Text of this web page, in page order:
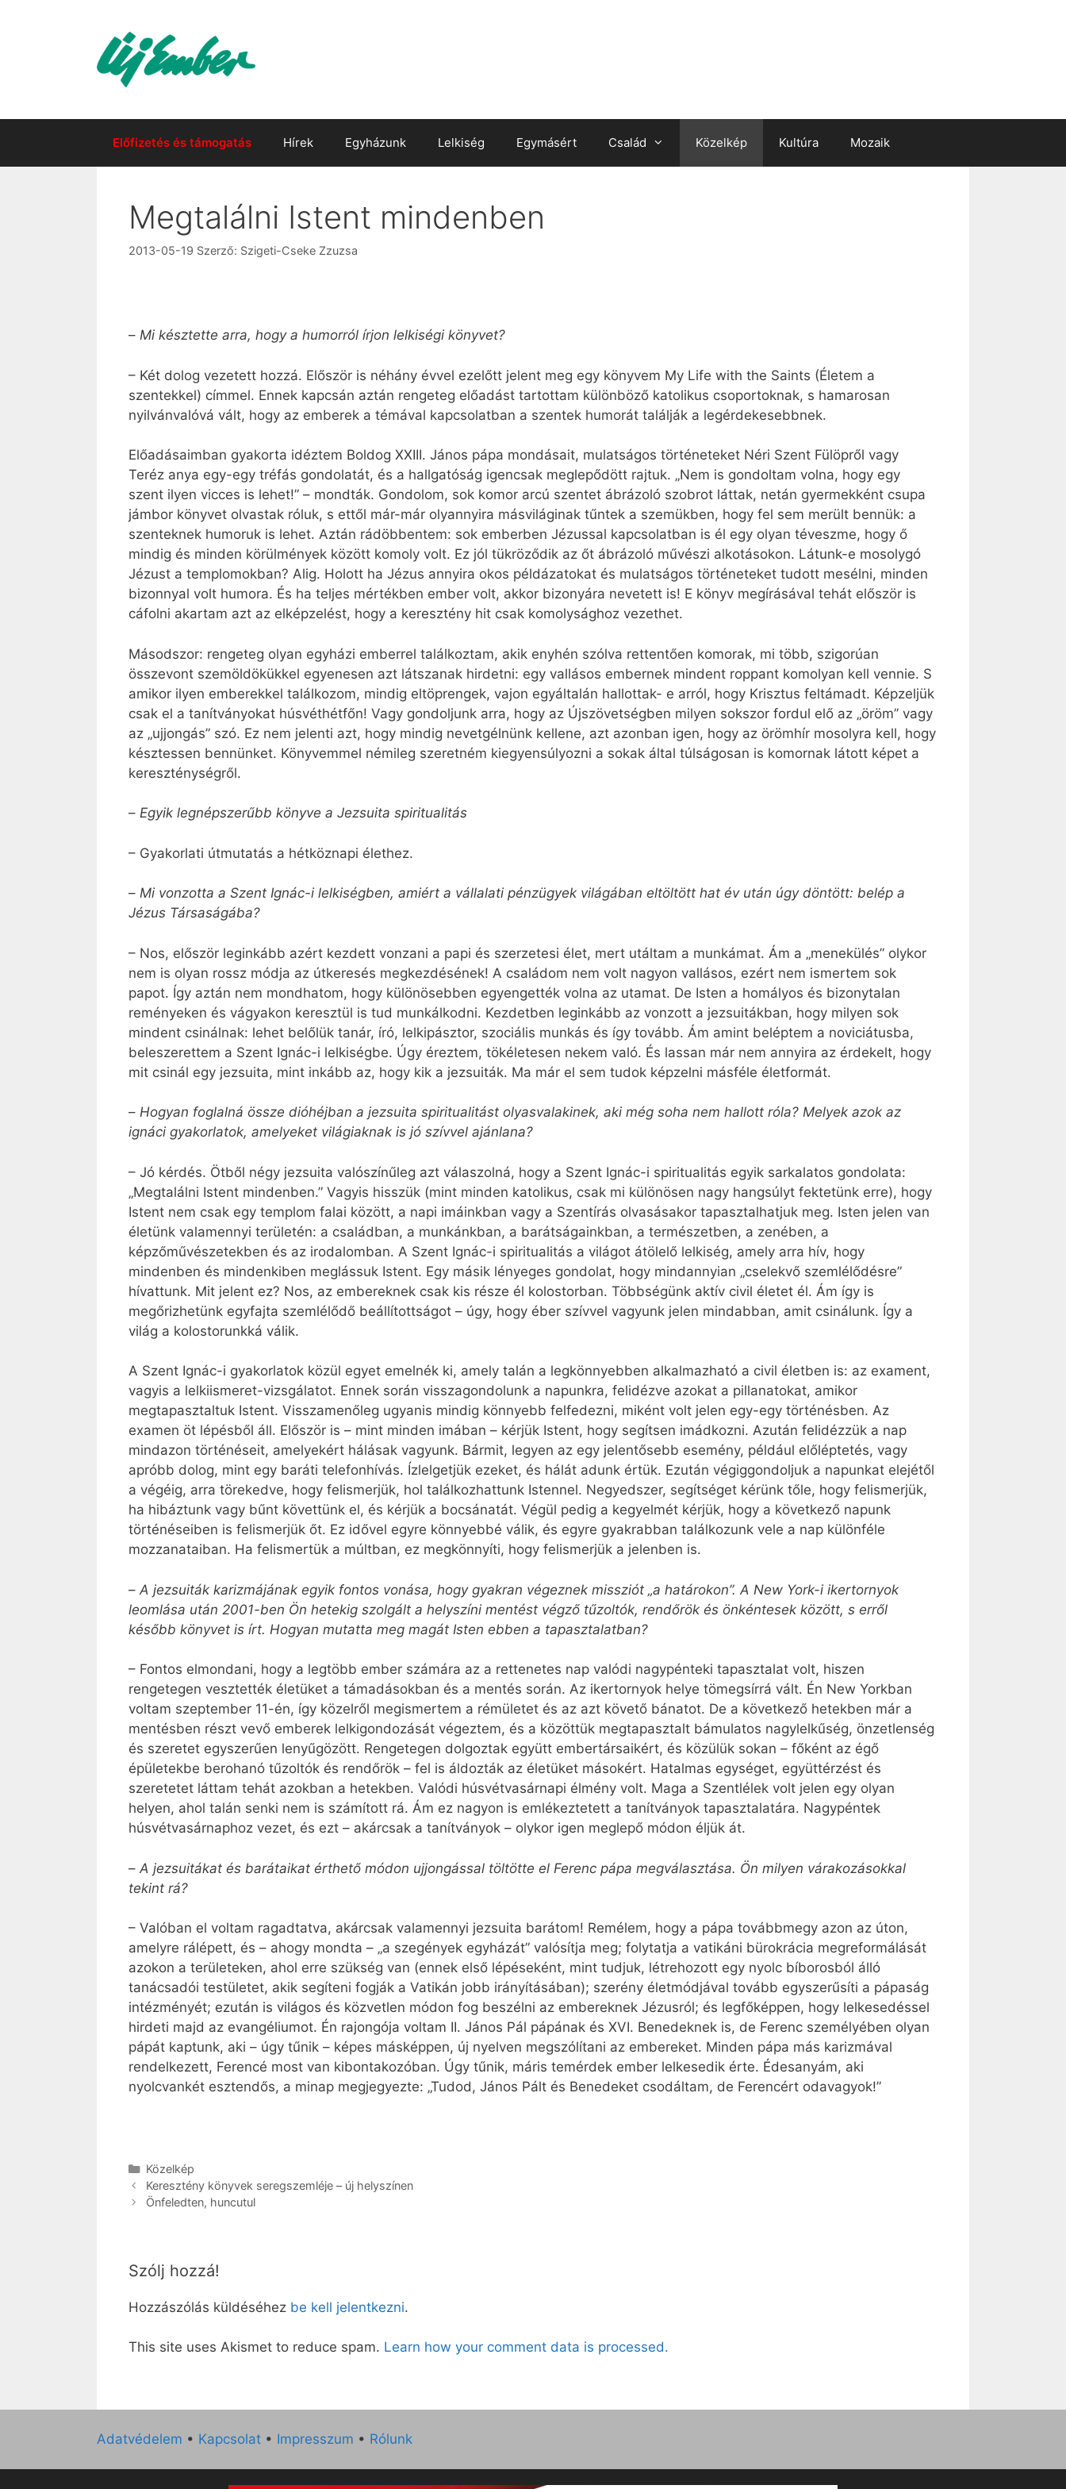
Előfizetés és támogatás Hírek Egyházunk Lelkiség Egymásért Család Közelkép Kultúra Mozaik
Megtalálni Istent mindenben
2013-05-19 Szerző: Szigeti-Cseke Zzuzsa
– Mi késztette arra, hogy a humorról írjon lelkiségi könyvet?
– Két dolog vezetett hozzá. Először is néhány évvel ezelőtt jelent meg egy könyvem My Life with the Saints (Életem a
szentekkel) címmel. Ennek kapcsán aztán rengeteg előadást tartottam különböző katolikus csoportoknak, s hamarosan
nyilvánvalóvá vált, hogy az emberek a témával kapcsolatban a szentek humorát találják a legérdekesebbnek.
Előadásaimban gyakorta idéztem Boldog XXIII. János pápa mondásait, mulatságos történeteket Néri Szent Fülöpről vagy
Teréz anya egy-egy tréfás gondolatát, és a hallgatóság igencsak meglepődött rajtuk. „Nem is gondoltam volna, hogy egy
szent ilyen vicces is lehet!” – mondták. Gondolom, sok komor arcú szentet ábrázoló szobrot láttak, netán gyermekként csupa
jámbor könyvet olvastak róluk, s ettől már-már olyannyira másviláginak tűntek a szemükben, hogy fel sem merült bennük: a
szenteknek humoruk is lehet. Aztán rádöbbentem: sok emberben Jézussal kapcsolatban is él egy olyan téveszme, hogy ő
mindig és minden körülmények között komoly volt. Ez jól tükröződik az őt ábrázoló művészi alkotásokon. Látunk-e mosolygó
Jézust a templomokban? Alig. Holott ha Jézus annyira okos példázatokat és mulatságos történeteket tudott mesélni, minden
bizonnyal volt humora. És ha teljes mértékben ember volt, akkor bizonyára nevetett is! E könyv megírásával tehát először is
cáfolni akartam azt az elképzelést, hogy a keresztény hit csak komolysághoz vezethet.
Másodszor: rengeteg olyan egyházi emberrel találkoztam, akik enyhén szólva rettentően komorak, mi több, szigorúan
összevont szemöldökükkel egyenesen azt látszanak hirdetni: egy vallásos embernek mindent roppant komolyan kell vennie. S
amikor ilyen emberekkel találkozom, mindig eltöprengek, vajon egyáltalán hallottak- e arról, hogy Krisztus feltámadt. Képzeljük
csak el a tanítványokat húsvéthétfőn! Vagy gondoljunk arra, hogy az Újszövetségben milyen sokszor fordul elő az „öröm” vagy
az „ujjongás” szó. Ez nem jelenti azt, hogy mindig nevetgélnünk kellene, azt azonban igen, hogy az örömhír mosolyra kell, hogy
késztessen bennünket. Könyvemmel némileg szeretném kiegyensúlyozni a sokak által túlságosan is komornak látott képet a
kereszténységről.
– Egyik legnépszerűbb könyve a Jezsuita spiritualitás
– Gyakorlati útmutatás a hétköznapi élethez.
– Mi vonzotta a Szent Ignác-i lelkiségben, amiért a vállalati pénzügyek világában eltöltött hat év után úgy döntött: belép a
Jézus Társaságába?
– Nos, először leginkább azért kezdett vonzani a papi és szerzetesi élet, mert utáltam a munkámat. Ám a „menekülés” olykor
nem is olyan rossz módja az útkeresés megkezdésének! A családom nem volt nagyon vallásos, ezért nem ismertem sok
papot. Így aztán nem mondhatom, hogy különösebben egyengették volna az utamat. De Isten a homályos és bizonytalan
reményeken és vágyakon keresztül is tud munkálkodni. Kezdetben leginkább az vonzott a jezsuitákban, hogy milyen sok
mindent csinálnak: lehet belőlük tanár, író, lelkipásztor, szociális munkás és így tovább. Ám amint beléptem a noviciátusba,
beleszerettem a Szent Ignác-i lelkiségbe. Úgy éreztem, tökéletesen nekem való. És lassan már nem annyira az érdekelt, hogy
mit csinál egy jezsuita, mint inkább az, hogy kik a jezsuiták. Ma már el sem tudok képzelni másféle életformát.
– Hogyan foglalná össze dióhéjban a jezsuita spiritualitást olyasvalakinek, aki még soha nem hallott róla? Melyek azok az
ignáci gyakorlatok, amelyeket világiaknak is jó szívvel ajánlana?
– Jó kérdés. Ötből négy jezsuita valószínűleg azt válaszolná, hogy a Szent Ignác-i spiritualitás egyik sarkalatos gondolata:
„Megtalálni Istent mindenben.” Vagyis hisszük (mint minden katolikus, csak mi különösen nagy hangsúlyt fektetünk erre), hogy
Istent nem csak egy templom falai között, a napi imáinkban vagy a Szentírás olvasásakor tapasztalhatjuk meg. Isten jelen van
életünk valamennyi területén: a családban, a munkánkban, a barátságainkban, a természetben, a zenében, a
képzőművészetekben és az irodalomban. A Szent Ignác-i spiritualitás a világot átölelő lelkiség, amely arra hív, hogy
mindenben és mindenkiben meglássuk Istent. Egy másik lényeges gondolat, hogy mindannyian „cselekvő szemlélődésre”
hívattunk. Mit jelent ez? Nos, az embereknek csak kis része él kolostorban. Többségünk aktív civil életet él. Ám így is
megőrizhetünk egyfajta szemlélődő beállítottságot – úgy, hogy éber szívvel vagyunk jelen mindabban, amit csinálunk. Így a
világ a kolostorunkká válik.
A Szent Ignác-i gyakorlatok közül egyet emelnék ki, amely talán a legkönnyebben alkalmazható a civil életben is: az exament,
vagyis a lelkiismeret-vizsgálatot. Ennek során visszagondolunk a napunkra, felidézve azokat a pillanatokat, amikor
megtapasztaltuk Istent. Visszamenőleg ugyanis mindig könnyebb felfedezni, miként volt jelen egy-egy történésben. Az
examen öt lépésből áll. Először is – mint minden imában – kérjük Istent, hogy segítsen imádkozni. Azután felidézzük a nap
mindazon történéseit, amelyekért hálásak vagyunk. Bármit, legyen az egy jelentősebb esemény, például előléptetés, vagy
apróbb dolog, mint egy baráti telefonhívás. Ízlelgetjük ezeket, és hálát adunk értük. Ezután végiggondoljuk a napunkat elejétől
a végéig, arra törekedve, hogy felismerjük, hol találkozhattunk Istennel. Negyedszer, segítséget kérünk tőle, hogy felismerjük,
ha hibáztunk vagy bűnt követtünk el, és kérjük a bocsánatát. Végül pedig a kegyelmét kérjük, hogy a következő napunk
történéseiben is felismerjük őt. Ez idővel egyre könnyebbé válik, és egyre gyakrabban találkozunk vele a nap különféle
mozzanataiban. Ha felismertük a múltban, ez megkönnyíti, hogy felismerjük a jelenben is.
– A jezsuiták karizmájának egyik fontos vonása, hogy gyakran végeznek missziót „a határokon”. A New York-i ikertornyok
leomlása után 2001-ben Ön hetekig szolgált a helyszíni mentést végző tűzoltók, rendőrök és önkéntesek között, s erről
később könyvet is írt. Hogyan mutatta meg magát Isten ebben a tapasztalatban?
– Fontos elmondani, hogy a legtöbb ember számára az a rettenetes nap valódi nagypénteki tapasztalat volt, hiszen
rengetegen vesztették életüket a támadásokban és a mentés során. Az ikertornyok helye tömegsírrá vált. Én New Yorkban
voltam szeptember 11-én, így közelről megismertem a rémületet és az azt követő bánatot. De a következő hetekben már a
mentésben részt vevő emberek lelkigondozását végeztem, és a közöttük megtapasztalt bámulatos nagylelkűség, önzetlenség
és szeretet egyszerűen lenyűgözött. Rengetegen dolgoztak együtt embertársaikért, és közülük sokan – főként az égő
épületekbe berohanó tűzoltók és rendőrök – fel is áldozták az életüket másokért. Hatalmas egységet, együttérzést és
szeretetet láttam tehát azokban a hetekben. Valódi húsvétvasárnapi élmény volt. Maga a Szentlélek volt jelen egy olyan
helyen, ahol talán senki nem is számított rá. Ám ez nagyon is emlékeztetett a tanítványok tapasztalatára. Nagypéntek
húsvétvasárnaphoz vezet, és ezt – akárcsak a tanítványok – olykor igen meglepő módon éljük át.
– A jezsuitákat és barátaikat érthető módon ujjongással töltötte el Ferenc pápa megválasztása. Ön milyen várakozásokkal
tekint rá?
– Valóban el voltam ragadtatva, akárcsak valamennyi jezsuita barátom! Remélem, hogy a pápa továbbmegy azon az úton,
amelyre rálépett, és – ahogy mondta – „a szegények egyházát” valósítja meg; folytatja a vatikáni bürokrácia megreformálását
azokon a területeken, ahol erre szükség van (ennek első lépéseként, mint tudjuk, létrehozott egy nyolc bíborosból álló
tanácsadói testületet, akik segíteni fogják a Vatikán jobb irányításában); szerény életmódjával tovább egyszerűsíti a pápaság
intézményét; ezután is világos és közvetlen módon fog beszélni az embereknek Jézusról; és legfőképpen, hogy lelkesedéssel
hirdeti majd az evangéliumot. Én rajongója voltam II. János Pál pápának és XVI. Benedeknek is, de Ferenc személyében olyan
pápát kaptunk, aki – úgy tűnik – képes másképpen, új nyelven megszólítani az embereket. Minden pápa más karizmával
rendelkezett, Ferencé most van kibontakozóban. Úgy tűnik, máris temérdek ember lelkesedik érte. Édesanyám, aki
nyolcvankét esztendős, a minap megjegyezte: „Tudod, János Pált és Benedeket csodáltam, de Ferencért odavagyok!”
Kategória
Közelkép
Keresztény könyvek seregszemléje – új helyszínen
Önfeledten, huncutul
Szólj hozzá!
Hozzászólás küldéséhez be kell jelentkezni.
This site uses Akismet to reduce spam. Learn how your comment data is processed.
Adatvédelem • Kapcsolat • Impresszum • Rólunk